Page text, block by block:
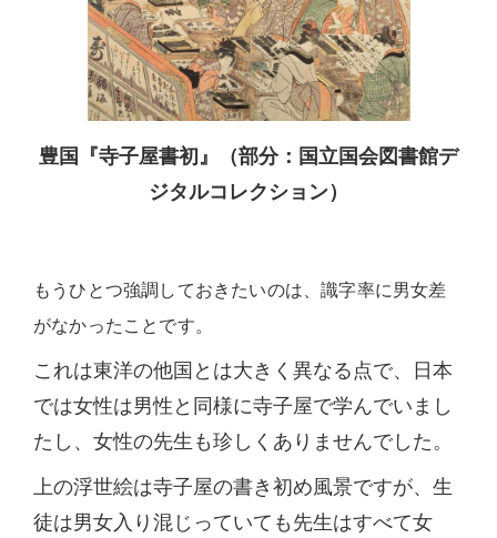
豊国『寺子屋書初』（部分：国立国会図書館デ
ジタルコレクション）
も うひとつ強調しておきたいのは、識字率に男女差
がなかったことです。
これは東洋の他国とは大きく異なる点で、日本
では女性は男性と同様に寺子屋で学んでいまし
たし、女性の先生も珍しくありませんでした。
上の浮世絵は寺子屋の書き初め風景ですが、生
徒は男女入り混じっていても先生はすべて女